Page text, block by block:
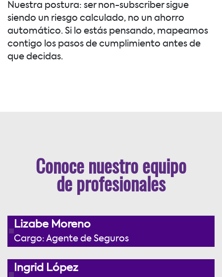
Nuestra postura: ser non-subscriber sigue
siendo un riesgo calculado, no un ahorro
automático. Si lo estás pensando, mapeamos
contigo los pasos de cumplimiento antes de
que decidas.
Conoce nuestro equipo
de profesionales
Lizabe Moreno
Cargo: Agente de Seguros
Ingrid López